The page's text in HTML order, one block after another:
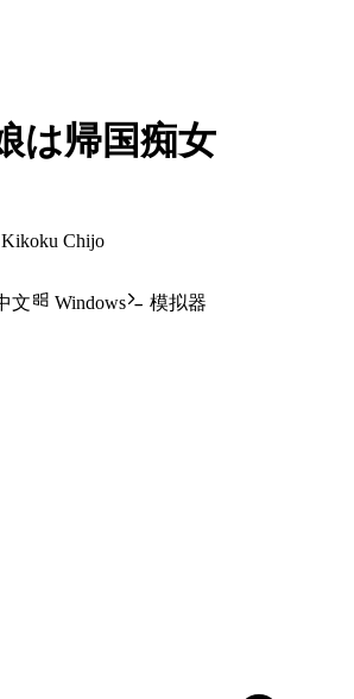
は帰国痴女
Chijo
文 Windows 模拟器